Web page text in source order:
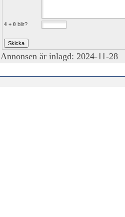
4 + 0 blir?
Annonsen är inlagd: 2024-11-28